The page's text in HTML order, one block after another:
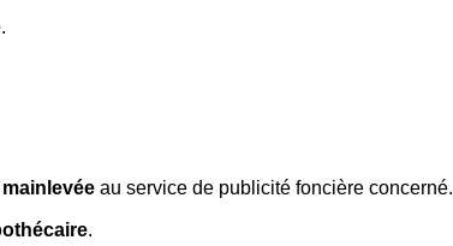
au service de publicité foncière concerné.
.